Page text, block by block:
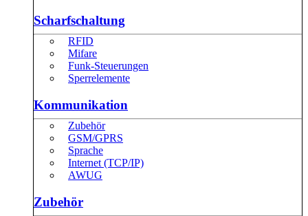
Scharfschaltung
RFID
Mifare
Funk-Steuerungen
Sperrelemente
Kommunikation
Zubehör
GSM/GPRS
Sprache
Internet (TCP/IP)
AWUG
Zubehör